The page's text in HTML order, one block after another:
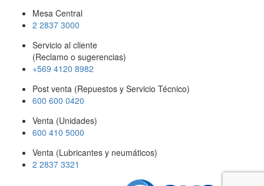
Mesa Central
2 2837 3000
Servicio al cliente
(Reclamo o sugerencias)
+569 4120 8982
Post venta (Repuestos y Servicio Técnico)
600 600 0420
Venta (Unidades)
600 410 5000
Venta (Lubricantes y neumáticos)
2 2837 3321